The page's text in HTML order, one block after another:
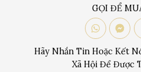
GỌI ĐỂ
Hãy Nhắn Tin Hoặc Kết
Xã Hội Để Được